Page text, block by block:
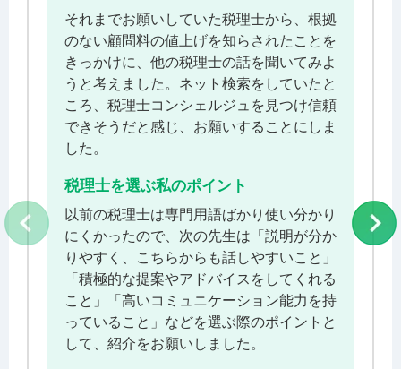
それまでお願いしていた税理士から、根拠
のない顧問料の値上げを知らされたことを
きっかけに、他の税理士の話を聞いてみよ
うと考えました。ネット検索をしていたと
ころ、税理士コンシェルジュを見つけ信頼
できそうだと感じ、お願いすることにしま
した。
税理士を選ぶ私のポイント
以前の税理士は専門用語ばかり使い分かり
にくかったので、次の先生は「説明が分か
りやすく、こちらからも話しやすいこと」
「積極的な提案やアドバイスをしてくれる
こと」「高いコミュニケーション能力を持
っていること」などを選ぶ際のポイントと
して、紹介をお願いしました。